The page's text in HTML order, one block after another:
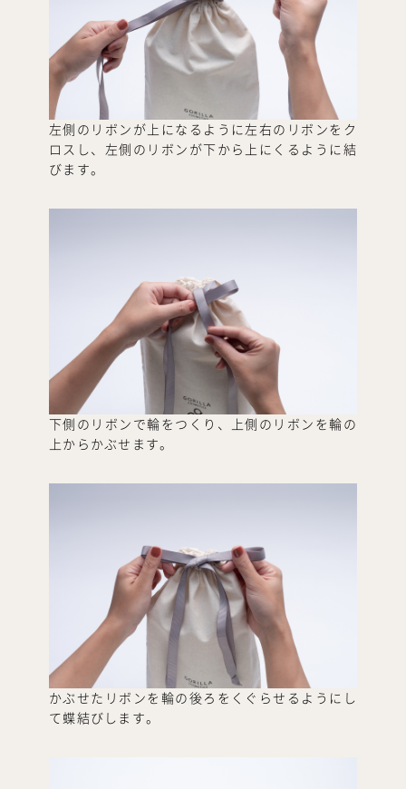
左側のリボンが上になるように左右のリボンをク
ロスし、左側のリボンが下から上にくるように結
びます。
下側のリボンで輪をつくり、上側のリボンを輪の
上からかぶせます。
かぶせたリボンを輪の後ろをくぐらせるようにし
て蝶結びします。